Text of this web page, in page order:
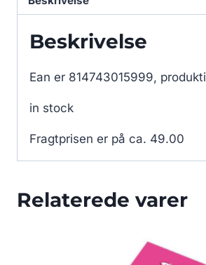
Beskrivelse
Ean er 814743015999,
in stock
Fragtprisen er på ca. 49.00
Relaterede varer